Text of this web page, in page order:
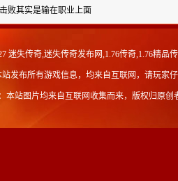
败其实是输在职业上面
迷失传奇,迷失传奇发布网,1.76传奇,1.76精品
站发布所有游戏信息，均来自互联网，请玩家
本站图片均来自互联网收集而来，版权归原